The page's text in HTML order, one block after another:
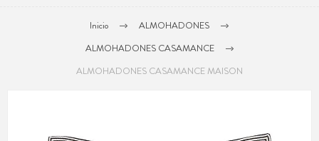
Inicio
ALMOHADONES
ALMOHADONES CASAMANCE
ALMOHADONES CASAMANCE MAISON